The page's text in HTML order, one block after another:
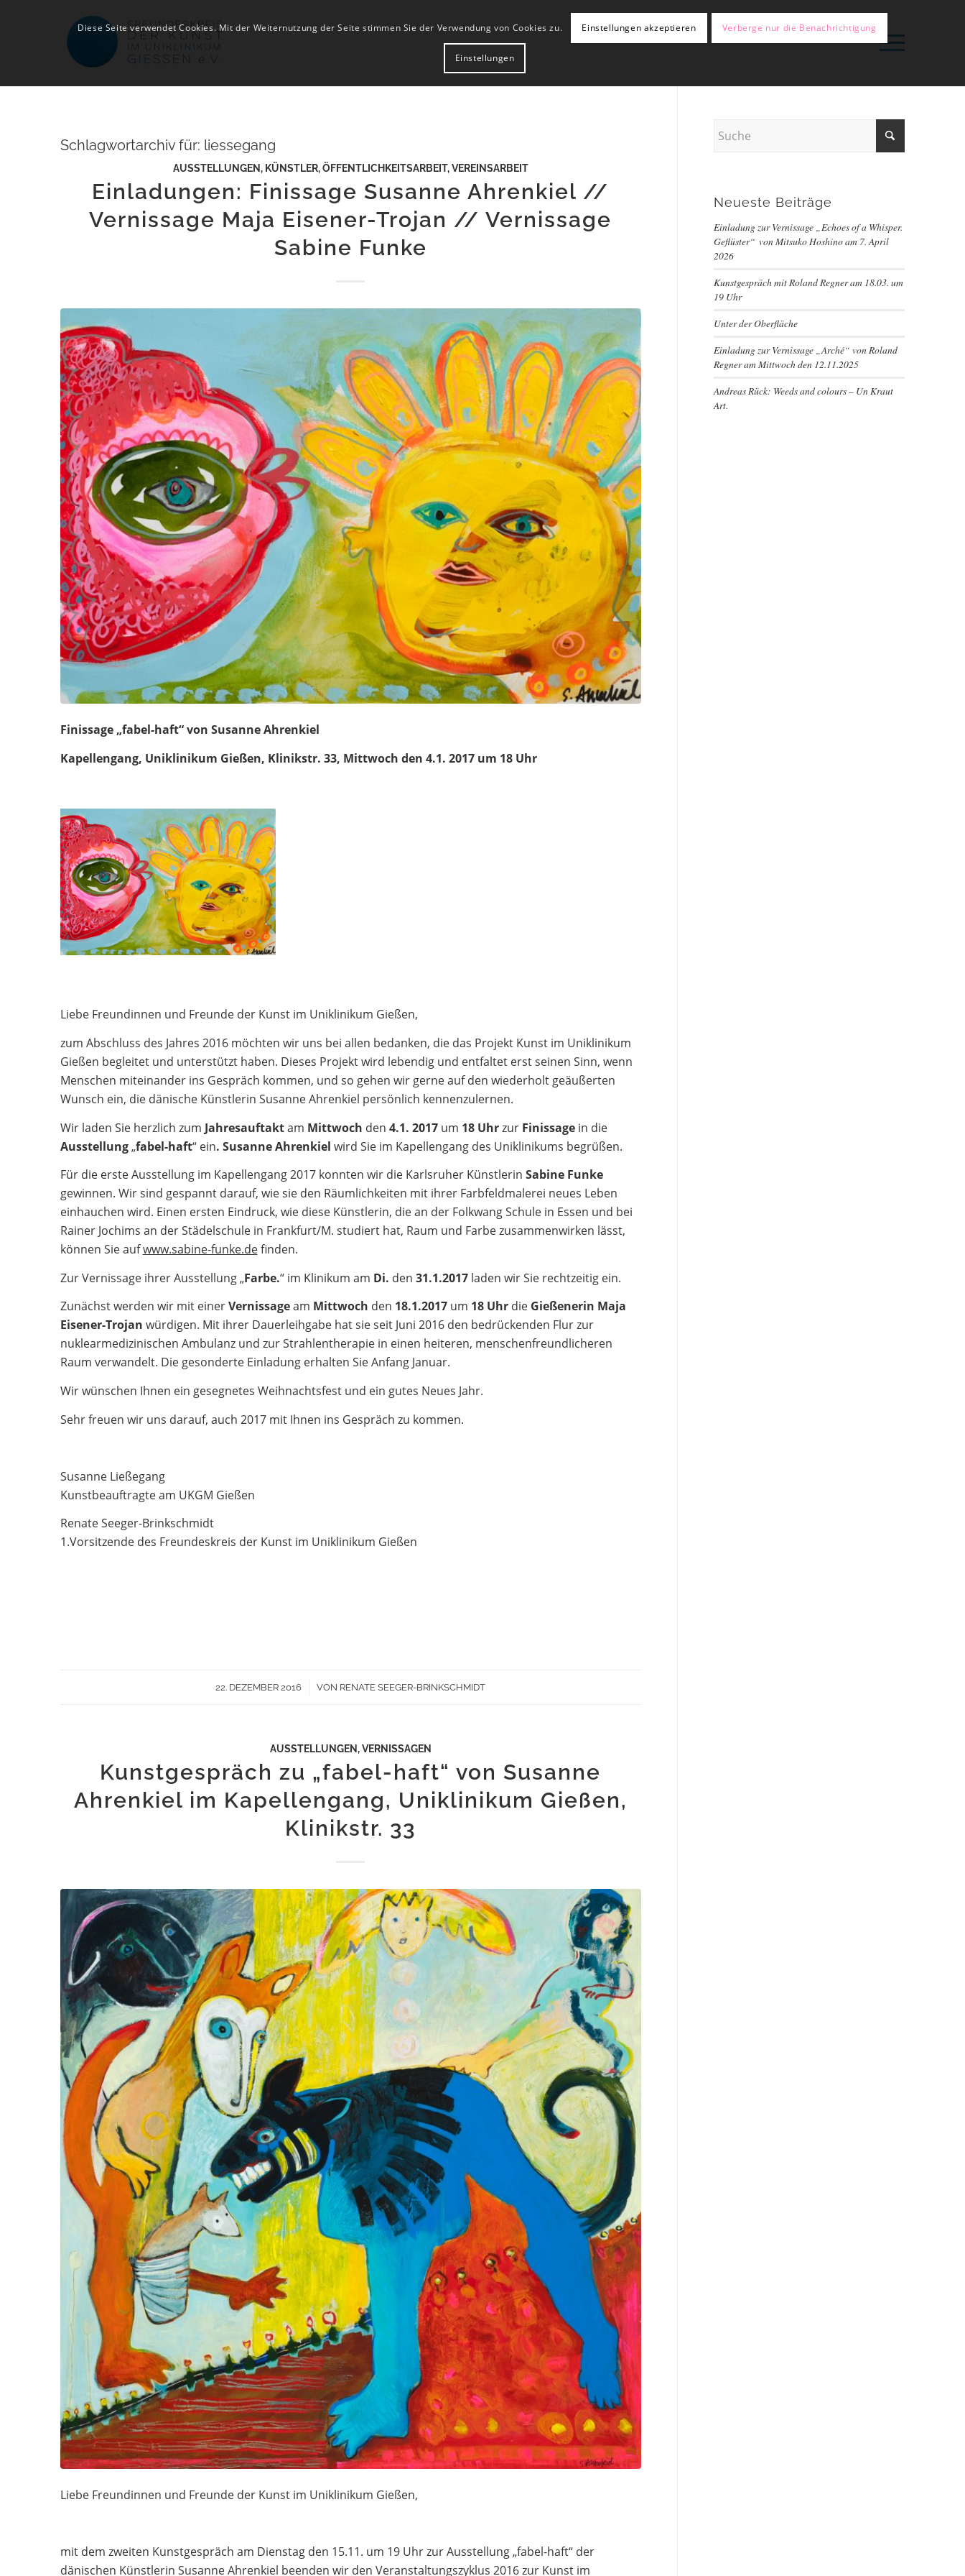
Schlagwortarchiv für: liessegang
AUSSTELLUNGEN, KÜNSTLER,ÖFFENTLICHKEITSARBEIT,VEREINSARBEIT
Einladungen: Finissage Susanne Ahrenkiel //
Vernissage Maja Eisener-Trojan // Vernissage
Sabine Funke
Finissage „fabel-haft“ von Susanne Ahrenkiel
Kapellengang, Uniklinikum Gießen, Klinikstr. 33, Mittwoch den 4.1. 2017 um 18 Uhr
Liebe Freundinnen und Freunde der Kunst im Uniklinikum Gießen,
zum Abschluss des Jahres 2016 möchten wir uns bei allen bedanken, die das Projekt Kunst im Uniklinikum
Gießen begleitet und unterstützt haben. Dieses Projekt wird lebendig und entfaltet erst seinen Sinn, wenn
Menschen miteinander ins Gespräch kommen, und so gehen wir gerne auf den wiederholt geäußerten
Wunsch ein, die dänische Künstlerin Susanne Ahrenkiel persönlich kennenzulernen.
Wir laden Sie herzlich zum Jahresauftaktam Mittwoch den 4.1. 2017 um 18 Uhrzur Finissage in die
Ausstellung„fabel-haft“ ein. Susanne Ahrenkiel wird Sie im Kapellengang des Uniklinikums begrüßen.
Für die erste Ausstellung im Kapellengang 2017 konnten wir die Karlsruher Künstlerin Sabine Funke
gewinnen. Wir sind gespannt darauf, wie sie den Räumlichkeiten mit ihrer Farbfeldmalerei neues Leben
einhauchen wird. Einen ersten Eindruck, wie diese Künstlerin, die an der Folkwang Schule in Essen und bei
Rainer Jochims an der Städelschule in Frankfurt/M. studiert hat, Raum und Farbe zusammenwirken lässt,
können Sie aufwww.sabine-funke.definden.
Zur Vernissage ihrer Ausstellung „Farbe.“ im Klinikum am Di. den 31.1.2017laden wir Sie rechtzeitig ein.
Zunächst werden wir mit einerVernissageam Mittwoch den 18.1.2017 um 18 Uhrdie Gießenerin Maja
Eisener-Trojan würdigen. Mit ihrer Dauerleihgabe hat sie seit Juni 2016 den bedrückenden Flur zur
nuklearmedizinischen Ambulanz und zur Strahlentherapie in einen heiteren, menschenfreundlicheren
Raum verwandelt. Die gesonderte Einladung erhalten Sie Anfang Januar.
Wir wünschen Ihnen ein gesegnetes Weihnachtsfest und ein gutes Neues Jahr.
Sehr freuen wir uns darauf, auch 2017 mit Ihnen ins Gespräch zu kommen.
Susanne Ließegang
Kunstbeauftragte am UKGM Gießen
Renate Seeger-Brinkschmidt
1.Vorsitzende des Freundeskreis der Kunst im Uniklinikum Gießen
22. DEZEMBER 2016
/ VON RENATE SEEGER-BRINKSCHMIDT
AUSSTELLUNGEN,VERNISSAGEN
Kunstgespräch zu „fabel-haft“ von Susanne
Ahrenkiel im Kapellengang, Uniklinikum Gießen,
Klinikstr. 33
Liebe Freundinnen und Freunde der Kunst im Uniklinikum Gießen,
mit dem zweiten Kunstgespräch am Dienstag den 15.11. um 19 Uhr zur Ausstellung „fabel-haft“ der
dänischen Künstlerin Susanne Ahrenkiel beenden wir den Veranstaltungszyklus 2016 zur Kunst im
Neueste Beiträge
Einladung zur Vernissage „Echoes of a Whisper.
Geflüster“ von Mitsuko Hoshino am 7. April
2026
Kunstgespräch mit Roland Regner am 18.03. um
19 Uhr
Unter der Oberfläche
Einladung zur Vernissage „Arché“ von Roland
Regner am Mittwoch den 12.11.2025
Andreas Rück: Weeds and colours – Un Kraut
Art.
Diese Seite verwendet Cookies. Mit der Weiternutzung der Seite stimmen Sie der Verwendung von Cookies zu. Einstellungen akzeptieren Verberge nur die Benachrichtigung
Einstellungen